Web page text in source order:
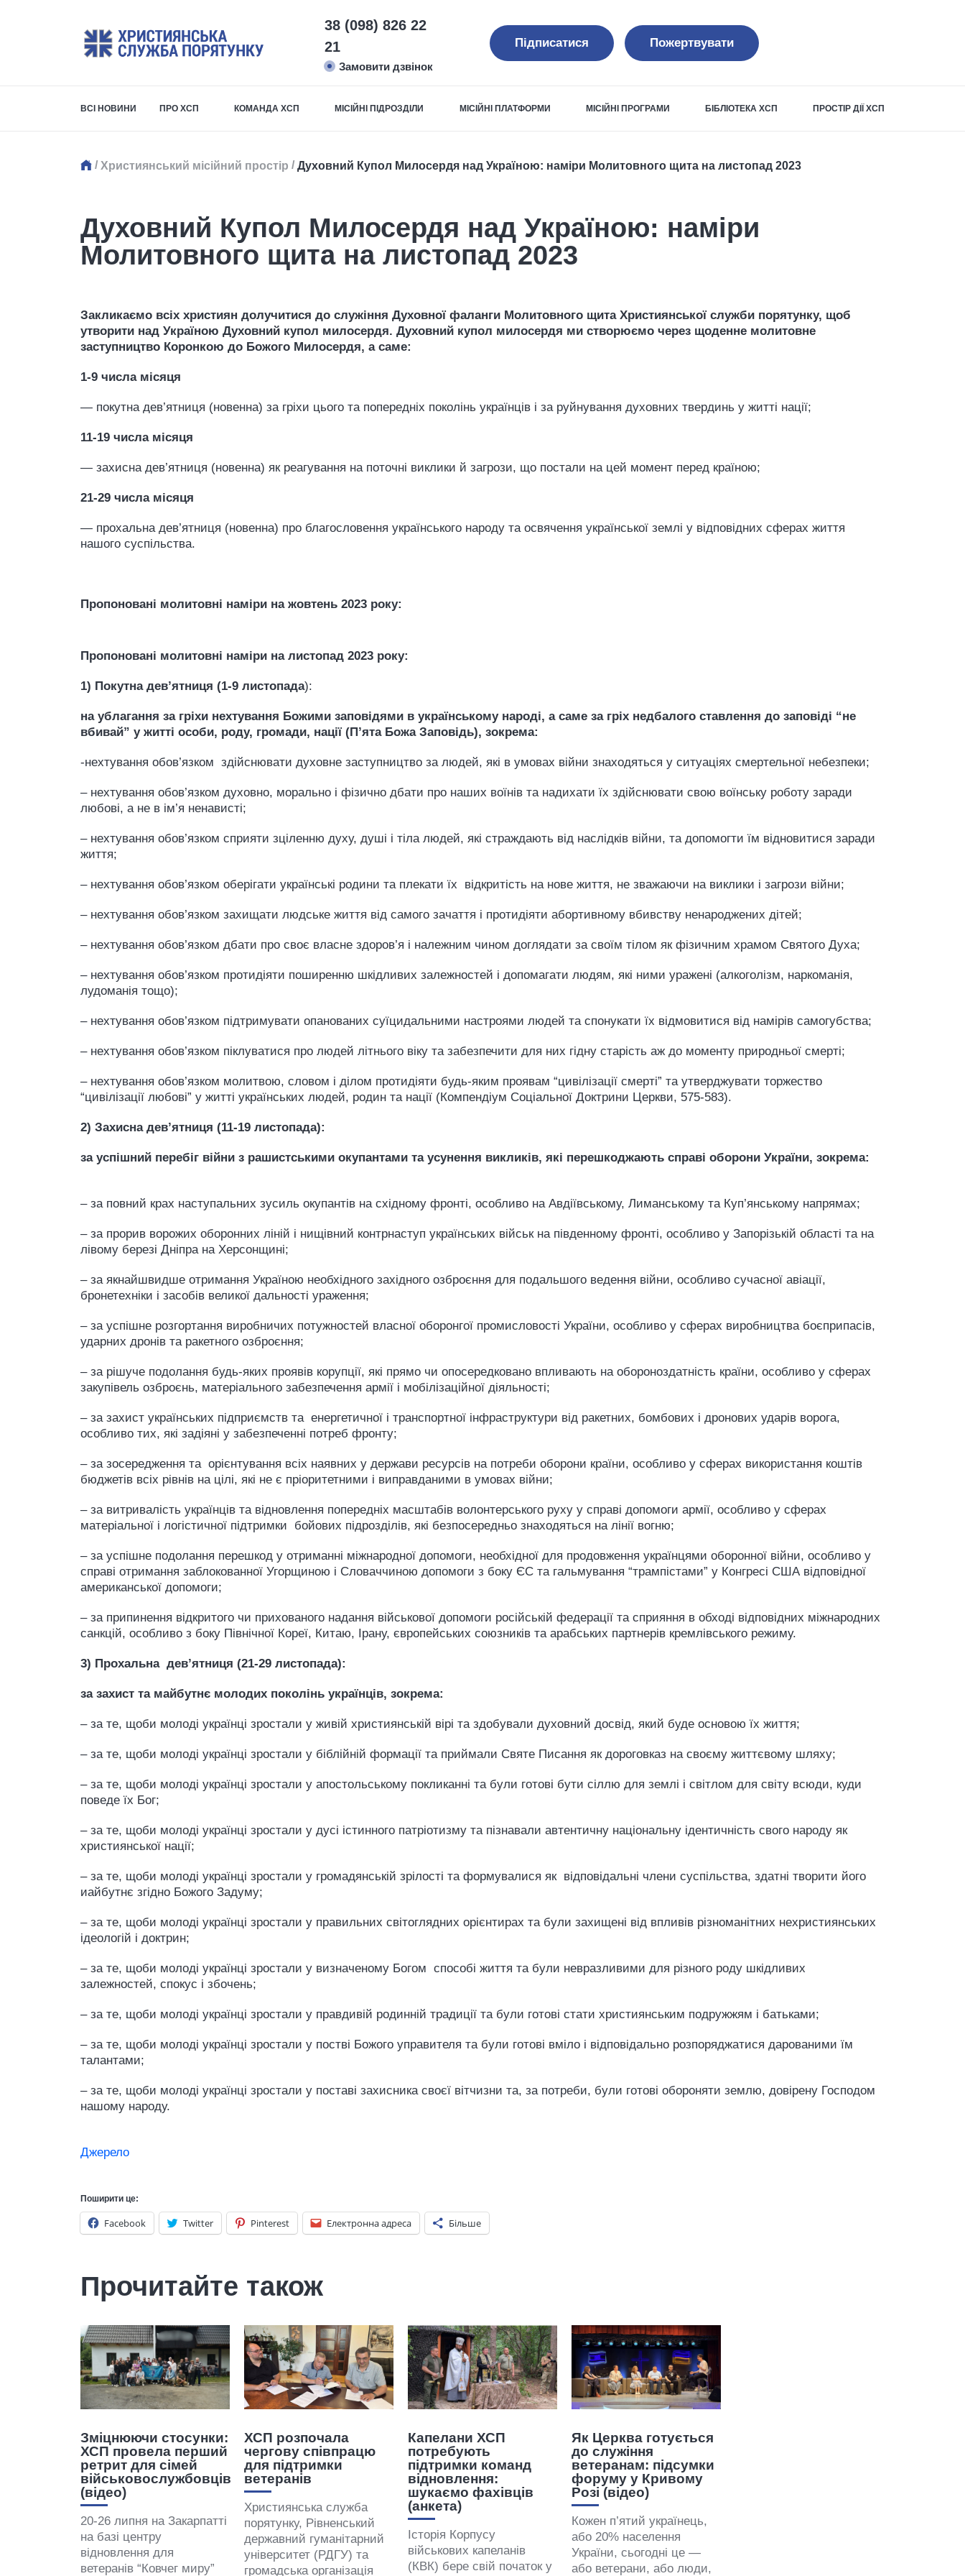
38 (098) 826 22
21
Замовити дзвінок
Підписатися Пожертвувати
ВСІ НОВИНИ ПРО ХСП КОМАНДА ХСП МІСІЙНІ ПІДРОЗДІЛИ МІСІЙНІ ПЛАТФОРМИ МІСІЙНІ ПРОГРАМИ БІБЛІОТЕКА ХСП ПРОСТІР ДІЇ ХСП
/ Християнський місійний простір / Духовний Купол Милосердя над Україною: наміри Молитовного щита на листопад 2023
Духовний Купол Милосердя над Україною: наміри
Молитовного щита на листопад 2023
Закликаємо всіх християн долучитися до служіння Духовної фаланги Молитовного щита Християнської служби порятунку, щоб
утворити над Україною Духовний купол милосердя. Духовний купол милосердя ми створюємо через щоденне молитовне
заступництво Коронкою до Божого Милосердя, а саме:
1-9 числа місяця
— покутна дев’ятниця (новенна) за гріхи цього та попередніх поколінь українців і за руйнування духовних твердинь у житті нації;
11-19 числа місяця
— захисна дев’ятниця (новенна) як реагування на поточні виклики й загрози, що постали на цей момент перед країною;
21-29 числа місяця
— прохальна дев’ятниця (новенна) про благословення українського народу та освячення української землі у відповідних сферах життя
нашого суспільства.
Пропоновані молитовні наміри на жовтень 2023 року:
Пропоновані молитовні наміри на листопад 2023 року:
1) Покутна дев’ятниця (1-9 листопада):
на ублагання за гріхи нехтування Божими заповідями в українському народі, а саме за гріх недбалого ставлення до заповіді “не
вбивай” у житті особи, роду, громади, нації (П’ята Божа Заповідь), зокрема:
-нехтування обов’язком здійснювати духовне заступництво за людей, які в умовах війни знаходяться у ситуаціях смертельної небезпеки;
– нехтування обов’язком духовно, морально і фізично дбати про наших воїнів та надихати їх здійснювати свою воїнську роботу заради
любові, а не в ім’я ненависті;
– нехтування обов’язком сприяти зціленню духу, душі і тіла людей, які страждають від наслідків війни, та допомогти їм відновитися заради
життя;
– нехтування обов’язком оберігати українські родини та плекати їх відкритість на нове життя, не зважаючи на виклики і загрози війни;
– нехтування обов’язком захищати людське життя від самого зачаття і протидіяти абортивному вбивству ненароджених дітей;
– нехтування обов’язком дбати про своє власне здоров’я і належним чином доглядати за своїм тілом як фізичним храмом Святого Духа;
– нехтування обов’язком протидіяти поширенню шкідливих залежностей і допомагати людям, які ними уражені (алкоголізм, наркоманія,
лудоманія тощо);
– нехтування обов’язком підтримувати опанованих суїцидальними настроями людей та спонукати їх відмовитися від намірів самогубства;
– нехтування обов’язком піклуватися про людей літнього віку та забезпечити для них гідну старість аж до моменту природньої смерті;
– нехтування обов’язком молитвою, словом і ділом протидіяти будь-яким проявам “цивілізації смерті” та утверджувати торжество
“цивілізації любові” у житті українських людей, родин та нації (Компендіум Соціальної Доктрини Церкви, 575-583).
2) Захисна дев’ятниця (11-19 листопада):
за успішний перебіг війни з рашистськими окупантами та усунення викликів, які перешкоджають справі оборони України, зокрема:
– за повний крах наступальних зусиль окупантів на східному фронті, особливо на Авдіївському, Лиманському та Куп’янському напрямах;
– за прорив ворожих оборонних ліній і нищівний контрнаступ українських військ на південному фронті, особливо у Запорізькій області та на
лівому березі Дніпра на Херсонщині;
– за якнайшвидше отримання Україною необхідного західного озброєння для подальшого ведення війни, особливо сучасної авіації,
бронетехніки і засобів великої дальності ураження;
– за успішне розгортання виробничих потужностей власної оборонгої промисловості України, особливо у сферах виробництва боєприпасів,
ударних дронів та ракетного озброєння;
– за рішуче подолання будь-яких проявів корупції, які прямо чи опосередковано впливають на обороноздатність країни, особливо у сферах
закупівель озброєнь, матеріального забезпечення армії і мобілізаційної діяльності;
– за захист українських підприємств та енергетичної і транспортної інфраструктури від ракетних, бомбових і дронових ударів ворога,
особливо тих, які задіяні у забезпеченні потреб фронту;
– за зосередження та орієнтування всіх наявних у держави ресурсів на потреби оборони країни, особливо у сферах використання коштів
бюджетів всіх рівнів на цілі, які не є пріоритетними і виправданими в умовах війни;
– за витривалість українців та відновлення попередніх масштабів волонтерського руху у справі допомоги армії, особливо у сферах
матеріальної і логістичної підтримки бойових підрозділів, які безпосередньо знаходяться на лінії вогню;
– за успішне подолання перешкод у отриманні міжнародної допомоги, необхідної для продовження українцями оборонної війни, особливо у
справі отримання заблокованної Угорщиною і Словаччиною допомоги з боку ЄС та гальмування “трампістами” у Конгресі США відповідної
американської допомоги;
– за припинення відкритого чи прихованого надання військової допомоги російській федерації та сприяння в обході відповідних міжнародних
санкцій, особливо з боку Північної Кореї, Китаю, Ірану, європейських союзників та арабських партнерів кремлівського режиму.
3) Прохальна дев’ятниця (21-29 листопада):
за захист та майбутнє молодих поколінь українців, зокрема:
– за те, щоби молоді українці зростали у живій християнській вірі та здобували духовний досвід, який буде основою їх життя;
– за те, щоби молоді українці зростали у біблійній формації та приймали Святе Писання як дороговказ на своєму життєвому шляху;
– за те, щоби молоді українці зростали у апостольському покликанні та були готові бути сіллю для землі і світлом для світу всюди, куди
поведе їх Бог;
– за те, щоби молоді українці зростали у дусі істинного патріотизму та пізнавали автентичну національну ідентичність свого народу як
християнської нації;
– за те, щоби молоді українці зростали у громадянській зрілості та формувалися як відповідальні члени суспільства, здатні творити його
иайбутнє згідно Божого Задуму;
– за те, щоби молоді українці зростали у правильних світоглядних орієнтирах та були захищені від впливів різноманітних нехристиянських
ідеологій і доктрин;
– за те, щоби молоді українці зростали у визначеному Богом способі життя та були невразливими для різного роду шкідливих
залежностей, спокус і збочень;
– за те, щоби молоді українці зростали у правдивій родинній традиції та були готові стати християнським подружжям і батьками;
– за те, щоби молоді українці зростали у постві Божого управителя та були готові вміло і відповідально розпоряджатися дарованими їм
талантами;
– за те, щоби молоді українці зростали у поставі захисника своєї вітчизни та, за потреби, були готові обороняти землю, довірену Господом
нашому народу.
Джерело
Поширити це:
Facebook Twitter Pinterest Електронна адреса Більше
Прочитайте також
Зміцнюючи стосунки:
ХСП провела перший
ретрит для сімей
військовослужбовців
(відео)
20-26 липня на Закарпатті
на базі центру
відновлення для
ветеранів “Ковчег миру”
ХСП розпочала
чергову співпрацю
для підтримки
ветеранів
Християнська служба
порятунку, Рівненський
державний гуманітарний
університет (РДГУ) та
громадська організація
Капелани ХСП
потребують
підтримки команд
відновлення:
шукаємо фахівців
(анкета)
Історія Корпусу
військових капеланів
(КВК) бере свій початок у
Як Церква готується
до служіння
ветеранам: підсумки
форуму у Кривому
Розі (відео)
Кожен п’ятий українець,
або 20% населення
України, сьогодні це —
або ветерани, або люди,